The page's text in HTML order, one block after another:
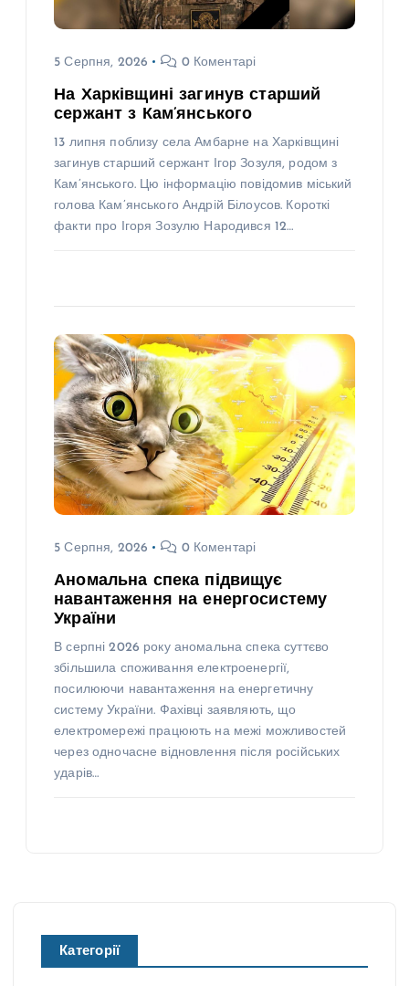
5 Серпня, 2026 0 Коментарі
На Харківщині загинув старший
сержант з Кам’янського
13 липня поблизу села Амбарне на Харківщині
загинув старший сержант Ігор Зозуля, родом з
Кам’янського. Цю інформацію повідомив міський
голова Кам’янського Андрій Білоусов. Короткі
факти про Ігоря Зозулю Народився 12…
5 Серпня, 2026 0 Коментарі
Аномальна спека підвищує
навантаження на енергосистему
України
В серпні 2026 року аномальна спека суттєво
збільшила споживання електроенергії,
посилюючи навантаження на енергетичну
систему України. Фахівці заявляють, що
електромережі працюють на межі можливостей
через одночасне відновлення після російських
ударів…
Категорії